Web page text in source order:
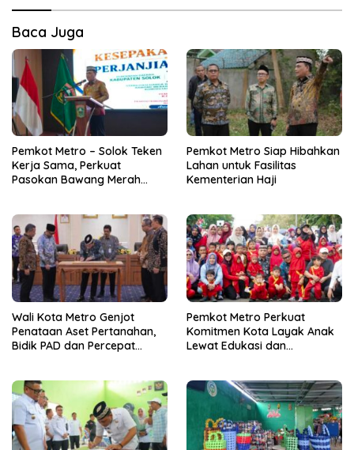
Baca Juga
Pemkot Metro – Solok Teken
Kerja Sama, Perkuat
Pasokan Bawang Merah
Pemkot Metro Siap Hibahkan
Lahan untuk Fasilitas
Kementerian Haji
Wali Kota Metro Genjot
Penataan Aset Pertanahan,
Bidik PAD dan Percepat
Pemkot Metro Perkuat
Komitmen Kota Layak Anak
Lewat Edukasi dan